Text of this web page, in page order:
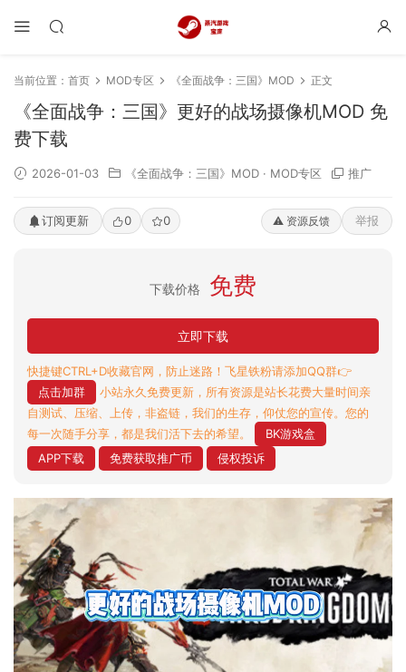
当前位置： 首页 MOD专区 《全面战争：三国》MOD 正文
《全面战争：三国》更好的战场摄像机MOD 免
费下载
2026-01-03 《全面战争：三国》MOD · MOD专区 推广
订阅更新 0 0 ⚠️ 资源反馈 举报
下载价格 免费
立即下载
快捷键CTRL+D收藏官网，防止迷路！飞星铁粉请添加QQ群👉
点击加群
小站永久免费更新，所有资源是站长花费大量时间亲
自测试、压缩、上传，非盗链，我们的生存，仰仗您的宣传。您的
每一次随手分享，都是我们活下去的希望。
BK游戏盒
APP下载
免费获取推广币 侵权投诉